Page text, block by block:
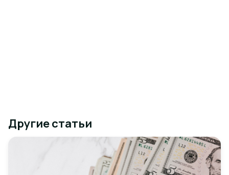
Другие статьи